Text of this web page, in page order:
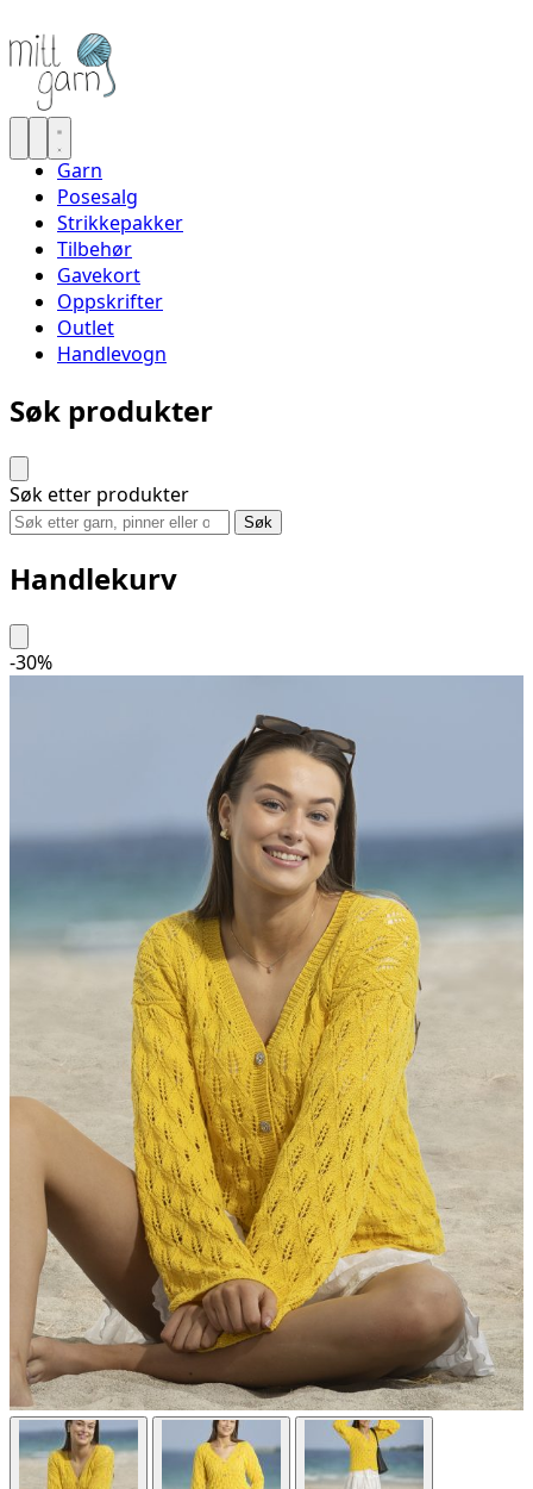
Garn
Posesalg
Strikkepakker
Tilbehør
Gavekort
Oppskrifter
Outlet
Handlevogn
Søk produkter
Søk etter produkter
Søk
Handlekurv
-30%